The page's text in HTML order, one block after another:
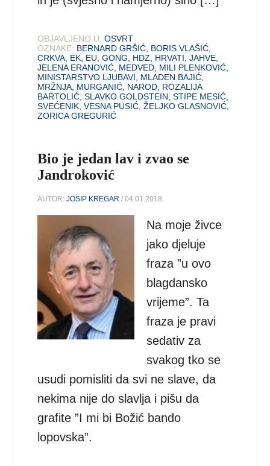
OBJAVLJENO U: OSVRT
OZNAKE: BERNARD GRŠIĆ BORIS VLAŠIĆ
CRKVA EK EU ,GONG HDZ HRVATI ,JAHVE
JELENA ERANOVIĆ MEDVED MILI PLENKOVIĆ
MINISTARSTVO LJUBAVI
MLADEN BAJIĆ
MRŽNJA MURGANIĆ NAROD ROZALIJA
BARTOLIĆ ,SLAVKO GOLDSTEIN ,STIPE MESIĆ
SVEĆENIK ,VESNA PUSIĆ ,ŽELJKO GLASNOVIĆ
ZORICA GREGURIĆ
Bio je jedan lav i zvao se
Jandroković
AUTOR:JOSIP KREGAR / 04.01.2018.
Na moje živce
jako djeluje
fraza ”u ovo
blagdansko
vrijeme”. Ta
fraza je pravi
sedativ za
svakog tko se
usudi pomisliti da svi ne slave, da
nekima nije do slavlja i pišu da
grafite ”I mi bi Božić bando
lopovska”.